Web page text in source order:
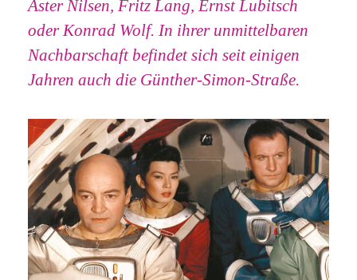
Aster Nilsen, Fritz Lang, Ernst Lubitsch
oder Konrad Wolf. In ihrer unmittelbaren
Nachbarschaft befindet sich seit einigen
Jahren auch die Günther-Simon-Straße.